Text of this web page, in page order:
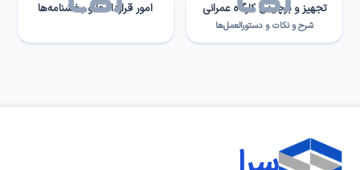
تجهیز و برچیدن کارگاه‌ عمرانی
شرح و نکات و دستورالعمل‌ها
امور قراردادها و بخشنامه‌ها